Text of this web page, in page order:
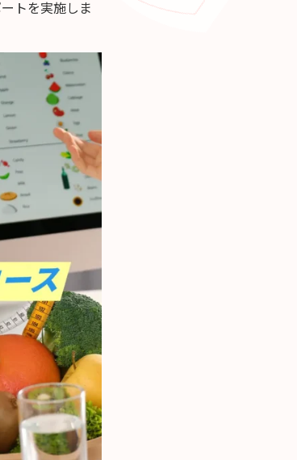
トを実施しま